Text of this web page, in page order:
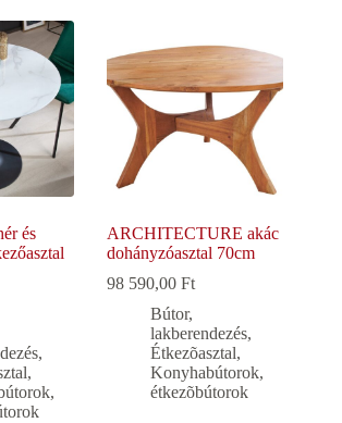
és
,
,
ARCHITECTURE akác
dohányzóasztal 70cm
98 590,00Ft
Bútor,
lakberendezés,
Étkezõasztal,
Konyhabútorok,
étkezõbútorok